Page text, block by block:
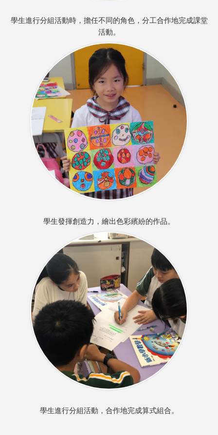
學生進行分組活動時，擔任不同的角色，分工合作地完成課堂
活動。
學生發揮創造力，繪出色彩繽紛的作品。
學生進行分組活動，合作地完成算式組合。